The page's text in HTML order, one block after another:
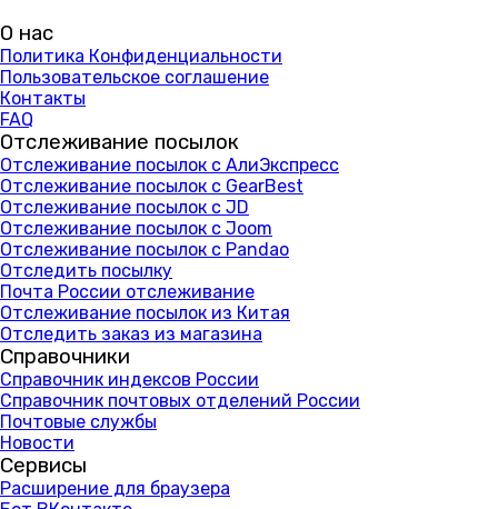
О нас
Политика Конфиденциальности
Пользовательское соглашение
Контакты
FAQ
Отслеживание посылок
Отслеживание посылок с АлиЭкспресс
Отслеживание посылок с GearBest
Отслеживание посылок с JD
Отслеживание посылок с Joom
Отслеживание посылок с Pandao
Отследить посылку
Почта России отслеживание
Отслеживание посылок из Китая
Отследить заказ из магазина
Справочники
Справочник индексов России
Справочник почтовых отделений России
Почтовые службы
Новости
Сервисы
Расширение для браузера